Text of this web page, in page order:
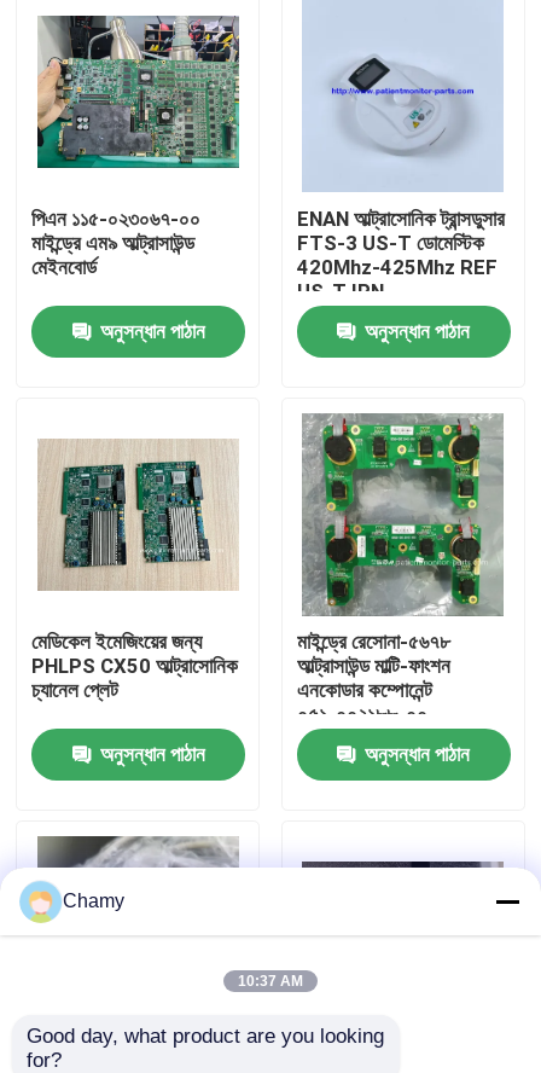
পণ্য
ভিডিও
কারখানা ভ্রমণ
মান নিয়ন্ত্রণ
আমাদের সাথে যোগাযোগ
উদ্ধৃতির জন্য আবেদন
রোগীর মনিটর মডিউল
পিএন ১১৫-০২৩০৬৭-০০
মাইন্ড্রে এম৯ আল্ট্রাসাউন্ড
মেইনবোর্ড
অনুসন্ধান পাঠান
ENAN আল্ট্রাসোনিক ট্রান্সডুসার
FTS-3 US-T ডোমেস্টিক
420Mhz-425Mhz REF
US-T IPN
02.01.২১০৮২০ এমপিএন
০২।01.210822015
অনুসন্ধান পাঠান
মেডিকেল ইমেজিংয়ের জন্য
PHLPS CX50 আল্ট্রাসোনিক
চ্যানেল প্লেট
অনুসন্ধান পাঠান
মাইন্ড্রে রেসোনা-৫৬৭৮
আল্ট্রাসাউন্ড মাল্টি-ফাংশন
এনকোডার কম্পোনেন্ট
০৫১-০০২১৮৮-০০
অনুসন্ধান পাঠান
৯০ দিনের ওয়ারেন্টি সহ
Chamy
10:37 AM
Good day, what product are you looking
for?